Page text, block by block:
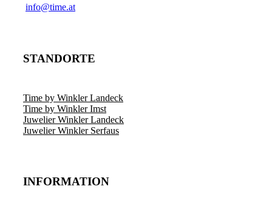
­info@time.at
STANDORTE
Time by Winkler Landeck
Time by Winkler Imst
Juwelier Winkler Landeck
Juwelier Winkler Serfaus
INFORMATION